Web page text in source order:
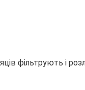
фільтрують і